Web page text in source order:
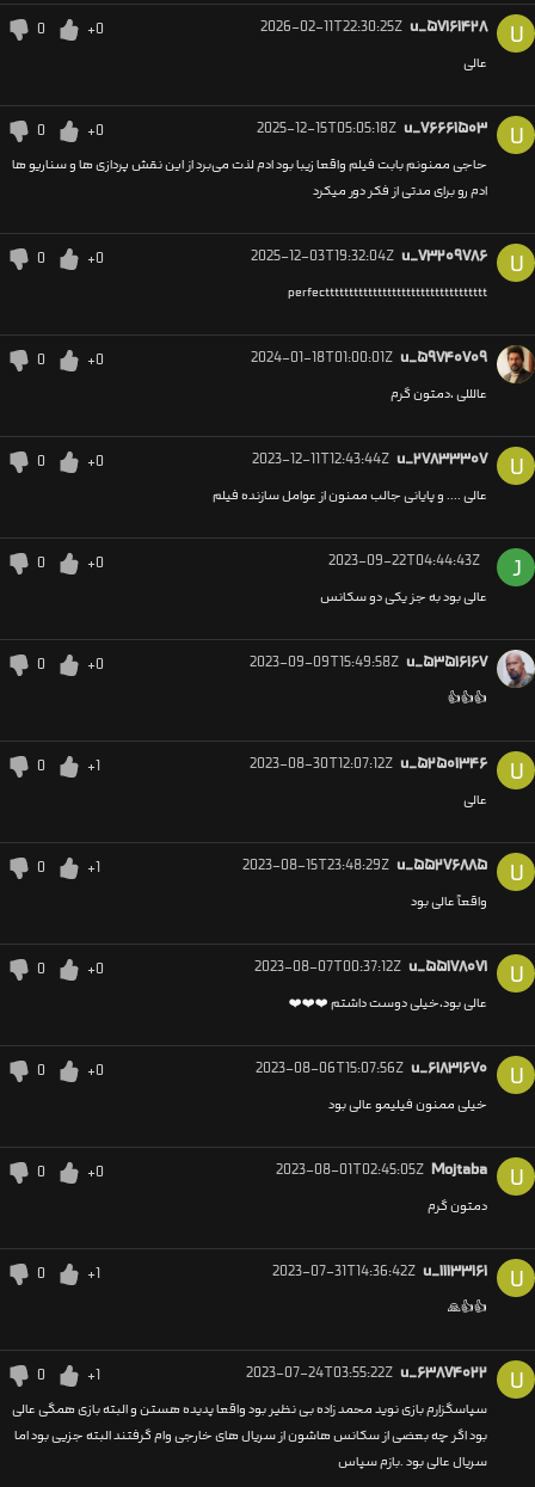
U u_۵۷۱۶۱۴۲۸ 2026-02-11T22:30:25Z
+0
0
عالی
U u_۷۶۶۶۱۵۰۳ 2025-12-15T05:05:18Z
+0
0
حاجی ممنونم بابت فیلم واقعا زیبا بود ادم لذت می‌برد از این نقش پردازی ها و سناریو ها
ادم رو برای مدتی از فکر دور میکرد
U u_۷۳۲۰۹۷۸۶ 2025-12-03T19:32:04Z
+0
0
perfectttttttttttttttttttttttttttttttttt
u_۵۹۷۴۰۷۰۹ 2024-01-18T01:00:01Z
+0
0
عالللی ،دمتون گرم
U u_۲۷۸۳۳۳۰۷ 2023-12-11T12:43:44Z
+0
0
عالی .... و پایانی جالب ممنون از عوامل سازنده فیلم
J
2023-09-22T04:44:43Z
+0
0
عالی بود به جز یکی دو سکانس
u_۵۳۵۱۶۱۶۷ 2023-09-09T15:49:58Z
+0
0
👍👍👍
U u_۵۲۵۰۱۳۴۶ 2023-08-30T12:07:12Z
+1
0
عالی
U u_۵۵۲۷۶۸۸۵ 2023-08-15T23:48:29Z
+1
0
واقعاً عالی بود
U u_۵۵۱۷۸۰۷۱ 2023-08-07T00:37:12Z
+0
0
عالی بود،خیلی دوست داشتم ❤️❤️❤️
U u_۶۱۸۳۱۶۷۰ 2023-08-06T15:07:56Z
+0
0
خیلی ممنون فیلیمو عالی بود
U
Mojtaba
2023-08-01T02:45:05Z
+0
0
دمتون گرم
U u_۱۱۱۳۳۱۶۱ 2023-07-31T14:36:42Z
+1
0
👍👍🙏
U u_۶۳۸۷۴۰۲۲ 2023-07-24T03:55:22Z
+1
0
سپاسگزارم بازی نوید محمد زاده بی نظیر بود واقعا پدیده هستن و البته بازی همگی عالی
بود اگر چه بعضی از سکانس هاشون از سریال های خارجی وام گرفتند البته جزیی بود اما
سریال عالی بود .بازم سپاس